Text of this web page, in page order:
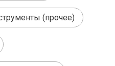
(прочее)